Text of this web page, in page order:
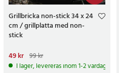
Grillbricka non-stick 34 x 24
cm / grillplatta med non-
stick
Nuvarande pris
pris:99 kr
49 kr 99 kr
I lager, levereras inom 1-2 vardagar